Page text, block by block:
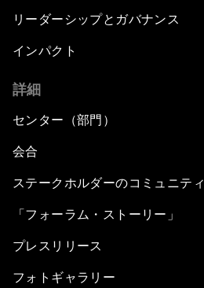
リーダーシップとガバナンス
インパクト
詳細
センター（部門）
会合
ステークホルダーのコミュニティ
「フォーラム・ストーリー」
プレスリリース
フォトギャラリー